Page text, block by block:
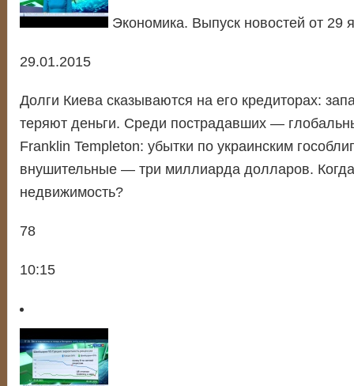
Экономика. Выпуск новостей от 29
29.01.2015
Долги Киева сказываются на его кредиторах:
теряют деньги. Среди пострадавших —
Franklin Templeton: убытки по украинским
внушительные — три миллиарда долларов.
недвижимость?
78
10:15